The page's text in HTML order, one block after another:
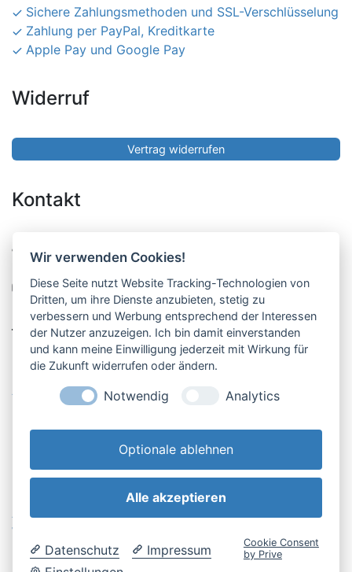
Sichere Zahlungsmethoden und SSL-Verschlüsselung
Zahlung per PayPal, Kreditkarte
Apple Pay und Google Pay
Widerruf
Vertrag widerrufen
Kontakt
Pucher Straße 10, Fürstenfeldbruck
08141-12269
shop@englschalk.de
Öffnungszeiten
Anfahrt & Kontakt
Retouren-Portal
AGB & Kundeninfo
Widerrufsbelehrung
Datenschutzerklärung
Wir verwenden Cookies!
Diese Seite nutzt Website Tracking-Technologien von
Dritten, um ihre Dienste anzubieten, stetig zu
verbessern und Werbung entsprechend der Interessen
der Nutzer anzuzeigen. Ich bin damit einverstanden
und kann meine Einwilligung jederzeit mit Wirkung für
die Zukunft widerrufen oder ändern.
Notwendig Analytics
Optionale ablehnen
Alle akzeptieren
Datenschutz
Impressum
Cookie Consent
by Prive